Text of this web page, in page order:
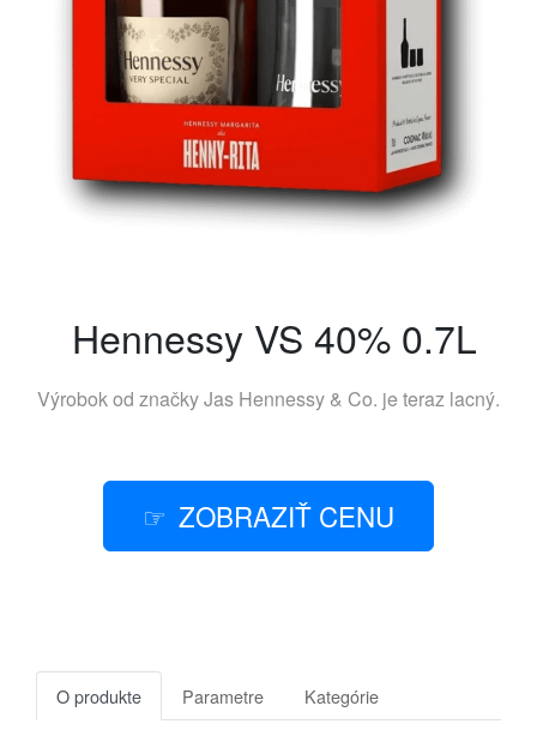
Hennessy VS 40% 0.7L
Výrobok od značkyJas Hennessy & Co. je teraz lacný.
ZOBRAZIŤ CENU
O produkte Parametre Kategórie